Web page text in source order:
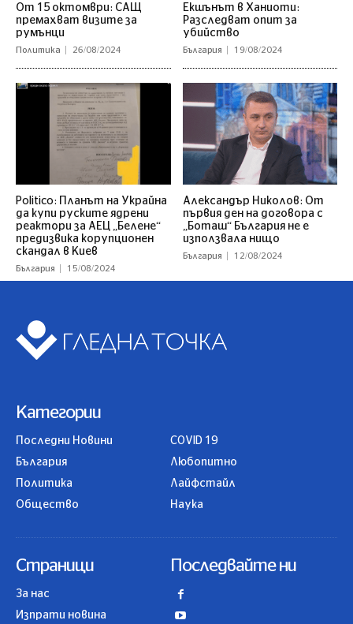
От 15 октомври: САЩ
премахват визите за
румънци
Политика 26/08/2024
Екшънът в Ханиоти:
Разследват опит за
убийство
България 19/08/2024
Politico: Планът на Украйна
да купи руските ядрени
реактори за АЕЦ „Белене“
предизвика корупционен
скандал в Киев
България 15/08/2024
Александър Николов: От
първия ден на договора с
„Боташ“ България не е
използвала нищо
България 12/08/2024
Категории
Последни Новини
България
Политика
Общество
COVID 19
Любопитно
Лайфстайл
Наука
Страници
За нас
Изпрати новина
Последвайте ни